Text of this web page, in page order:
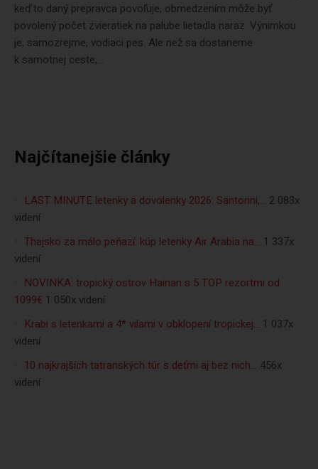
keď to daný prepravca povoľuje, obmedzením môže byť
povolený počet zvieratiek na palube lietadla naraz. Výnimkou
je, samozrejme, vodiaci pes. Ale než sa dostaneme
k samotnej ceste,...
Najčítanejšie články
LAST MINUTE letenky a dovolenky 2026: Santorini,… 2 083x
videní
Thajsko za málo peňazí: kúp letenky Air Arabia na… 1 337x
videní
NOVINKA: tropický ostrov Hainan s 5 TOP rezortmi od
1099€ 1 050x videní
Krabi s letenkami a 4* vilami v obklopení tropickej… 1 037x
videní
10 najkrajších tatranských túr s deťmi aj bez nich… 456x
videní